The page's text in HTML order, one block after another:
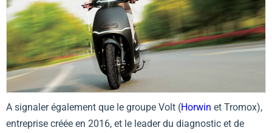
A signaler également que le groupe Volt (Horwin et Tromox),
entreprise créée en 2016, et le leader du diagnostic et de